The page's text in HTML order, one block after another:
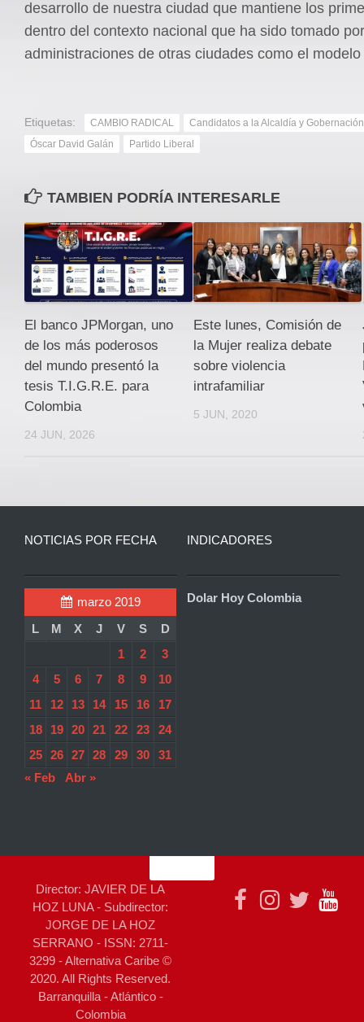
desarrollo de nuestra ciudad que mantiene los
dentro del contexto nacional que ha sido tomado
administraciones de otras ciudades como el modelo
Etiquetas: CAMBIO RADICAL
Candidatos a la Alcaldía y
Óscar David Galán
Partido Liberal
TAMBIEN PODRÍA INTERESARLE
El banco JPMorgan, uno
de los más poderosos
del mundo presentó la
tesis T.I.G.R.E. para
Colombia
24 JUN, 2026
Este lunes, Comisión de
la Mujer realiza debate
sobre violencia
intrafamiliar
5 JUN, 2020
NOTICIAS POR FECHA
marzo 2019
L
M X J V S
D
1
2
3
4
5 6 7 8 9
10
11
12 13 14 15 16
17
18
19 20 21 22 23
24
25
26 27 28 29 30
31
« Feb
Abr »
INDICADORES
Dolar Hoy Colombia
Director: JAVIER DE LA
HOZ LUNA - Subdirector:
JORGE DE LA HOZ
SERRANO - ISSN: 2711-
3299 - Alternativa Caribe ©
2020. All Rights Reserved.
Barranquilla - Atlántico -
Colombia